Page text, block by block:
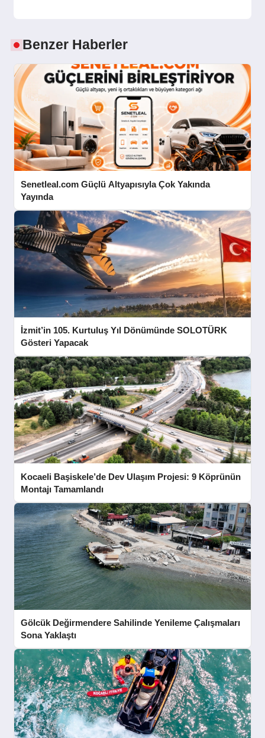
Benzer Haberler
Senetleal.com Güçlü Altyapısıyla Çok Yakında
Yayında
İzmit’in 105. Kurtuluş Yıl Dönümünde SOLOTÜRK
Gösteri Yapacak
Kocaeli Başiskele’de Dev Ulaşım Projesi: 9 Köprünün
Montajı Tamamlandı
Gölcük Değirmendere Sahilinde Yenileme Çalışmaları
Sona Yaklaştı